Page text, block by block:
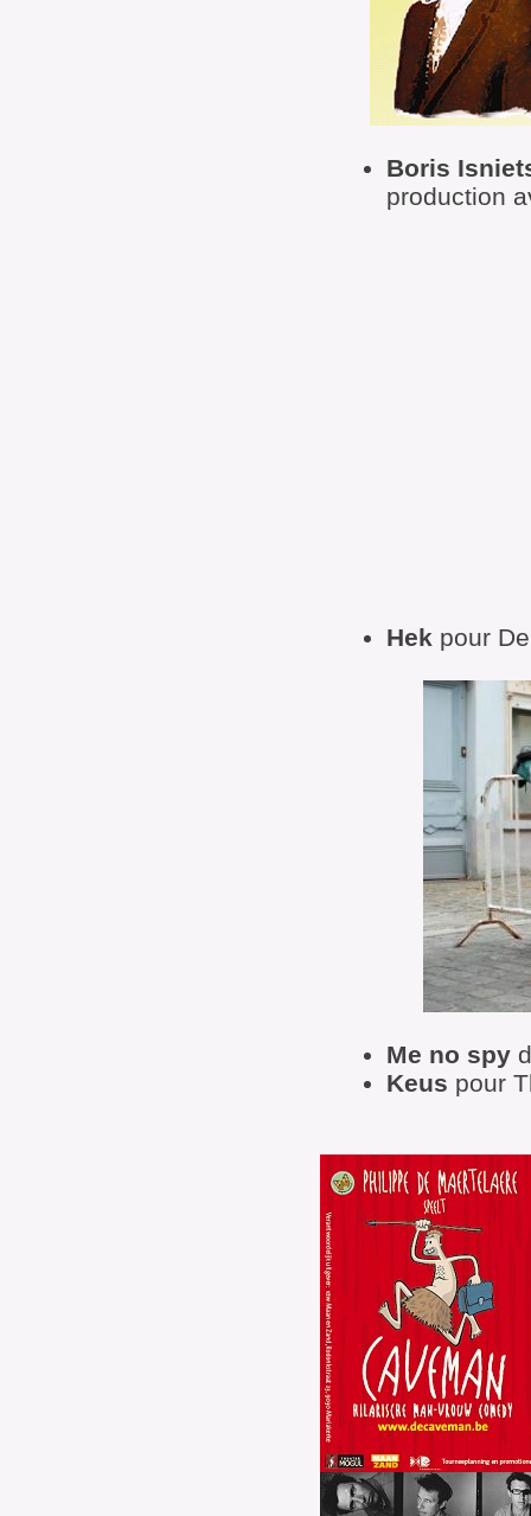
Boris
production
Hek pour
Me no spy
Keus pour